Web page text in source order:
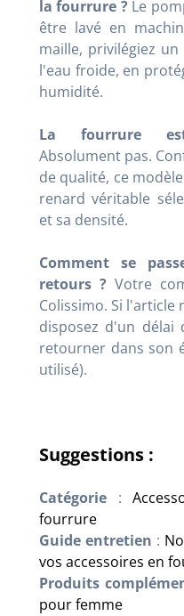
la fourrure ?Le
être lavé en
maille, privilégiez
l'eau froide, en
humidité.
La fourrure
Absolument pas.
de qualité, ce
renard véritable
et sa densité.
Comment se
retours ?Votre
Colissimo. Si l'article
disposez d'un
retourner dans son
utilisé).
Suggestions :
Catégorie :
fourrure
Guide entretien :
vos accessoires en
Produits
pour femme